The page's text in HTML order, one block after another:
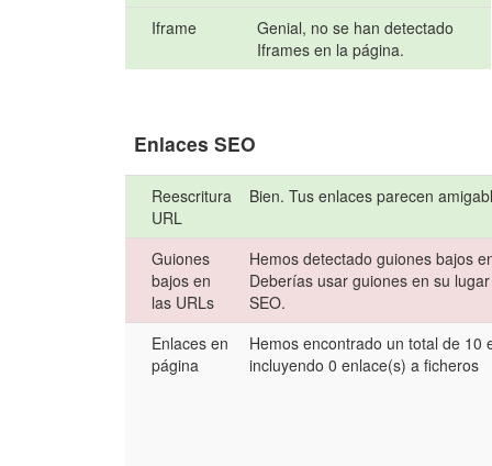
Iframe
Genial, no se han detectado
Iframes en la página.
Enlaces SEO
Reescritura
URL
Bien. Tus enlaces parecen
Guiones
bajos en
las URLs
Hemos detectado guiones bajos
Deberías usar guiones en su
SEO.
Enlaces en
página
Hemos encontrado un total de 10
incluyendo 0 enlace(s) a ficheros